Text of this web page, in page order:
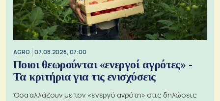
AGRO 07.08.2026, 07:00
Ποιοι θεωρούνται «ενεργοί αγρότες» -
Τα κριτήρια για τις ενισχύσεις
Όσα αλλάζουν με τον «ενεργό αγρότη» στις δηλώσεις